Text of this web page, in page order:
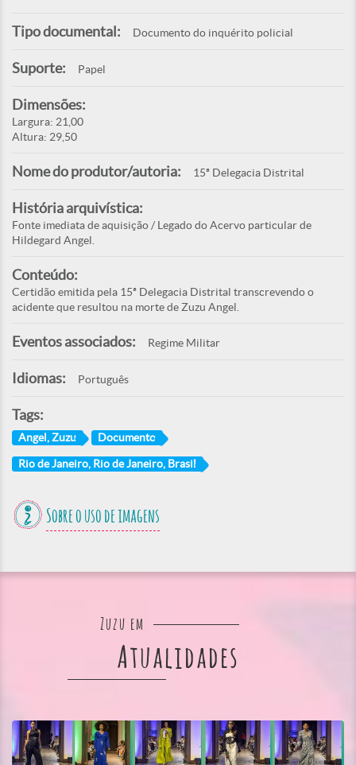
Tipo documental: Documento do inquérito policial
Suporte: Papel
Dimensões:
Largura: 21,00
Altura: 29,50
Nome do produtor/autoria: 15ª Delegacia Distrital
História arquivística:
Fonte imediata de aquisição / Legado do Acervo particular de
Hildegard Angel.
Conteúdo:
Certidão emitida pela 15ª Delegacia Distrital transcrevendo o
acidente que resultou na morte de Zuzu Angel.
Eventos associados: Regime Militar
Idiomas: Português
Tags:
Angel, Zuzu Documento
Rio de Janeiro, Rio de Janeiro, Brasil
Sobre o uso de imagens
Zuzu em
Atualidades